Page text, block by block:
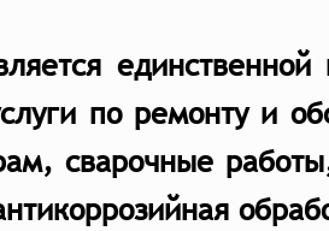
по ремонту и
сварочные